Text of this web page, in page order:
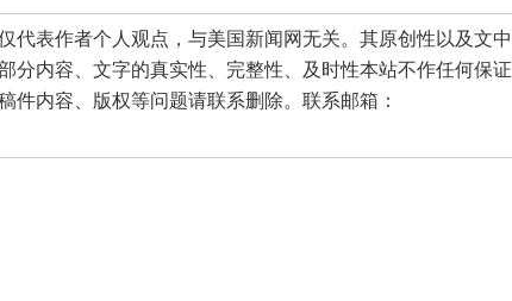
表作者个人观点，与美国新闻网无关。其原创性以及文中
分内容、文字的真实性、完整性、及时性本站不作任何保证
内容、版权等问题请联系删除。联系邮箱：